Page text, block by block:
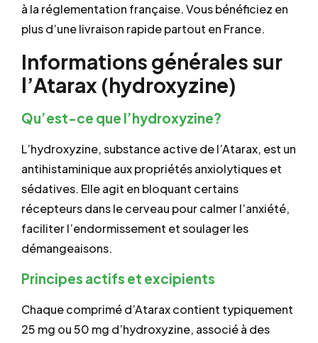
à la réglementation française. Vous bénéficiez en
plus d’une livraison rapide partout en France.
Informations générales sur
l’Atarax (hydroxyzine)
Qu’est-ce que l’hydroxyzine?
L’hydroxyzine, substance active de l’Atarax, est un
antihistaminique aux propriétés anxiolytiques et
sédatives. Elle agit en bloquant certains
récepteurs dans le cerveau pour calmer l’anxiété,
faciliter l’endormissement et soulager les
démangeaisons.
Principes actifs et excipients
Chaque comprimé d’Atarax contient typiquement
25 mg ou 50 mg d’hydroxyzine, associé à des